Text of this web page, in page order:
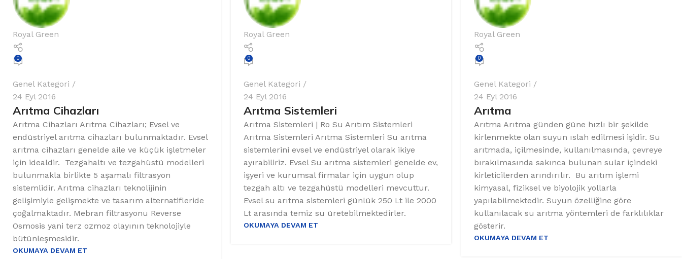
Royal Green
0
Genel Kategori
24 Eyl 2016
Arıtma Cihazları
Arıtma Cihazları Arıtma Cihazları; Evsel ve
endüstriyel arıtma cihazları bulunmaktadır. Evsel
arıtma cihazları genelde aile ve küçük işletmeler
için idealdir. Tezgahaltı ve tezgahüstü modelleri
bulunmakla birlikte 5 aşamalı filtrasyon
sistemlidir. Arıtma cihazları teknolijinin
gelişimiyle gelişmekte ve tasarım alternatifleride
çoğalmaktadır. Mebran filtrasyonu Reverse
Osmosis yani terz ozmoz olayının teknolojiyle
bütünleşmesidir.
OKUMAYA DEVAM ET
Royal Green
0
Genel Kategori
24 Eyl 2016
Arıtma Sistemleri
Arıtma Sistemleri | Ro Su Arıtım Sistemleri
Arıtma Sistemleri Arıtma Sistemleri Su arıtma
sistemlerini evsel ve endüstriyel olarak ikiye
ayırabiliriz. Evsel Su arıtma sistemleri genelde ev,
işyeri ve kurumsal firmalar için uygun olup
tezgah altı ve tezgahüstü modelleri mevcuttur.
Evsel su arıtma sistemleri günlük 250 Lt ile 2000
Lt arasında temiz su üretebilmektedirler.
OKUMAYA DEVAM ET
Royal Green
0
Genel Kategori
24 Eyl 2016
Arıtma
Arıtma Arıtma günden güne hızlı bir şekilde
kirlenmekte olan suyun ıslah edilmesi işidir. Su
arıtmada, içilmesinde, kullanılmasında, çevreye
bırakılmasında sakınca bulunan sular içindeki
kirleticilerden arındırılır. Bu arıtım işlemi
kimyasal, fiziksel ve biyolojik yollarla
yapılabilmektedir. Suyun özelliğine göre
kullanılacak su arıtma yöntemleri de farklılıklar
gösterir.
OKUMAYA DEVAM ET